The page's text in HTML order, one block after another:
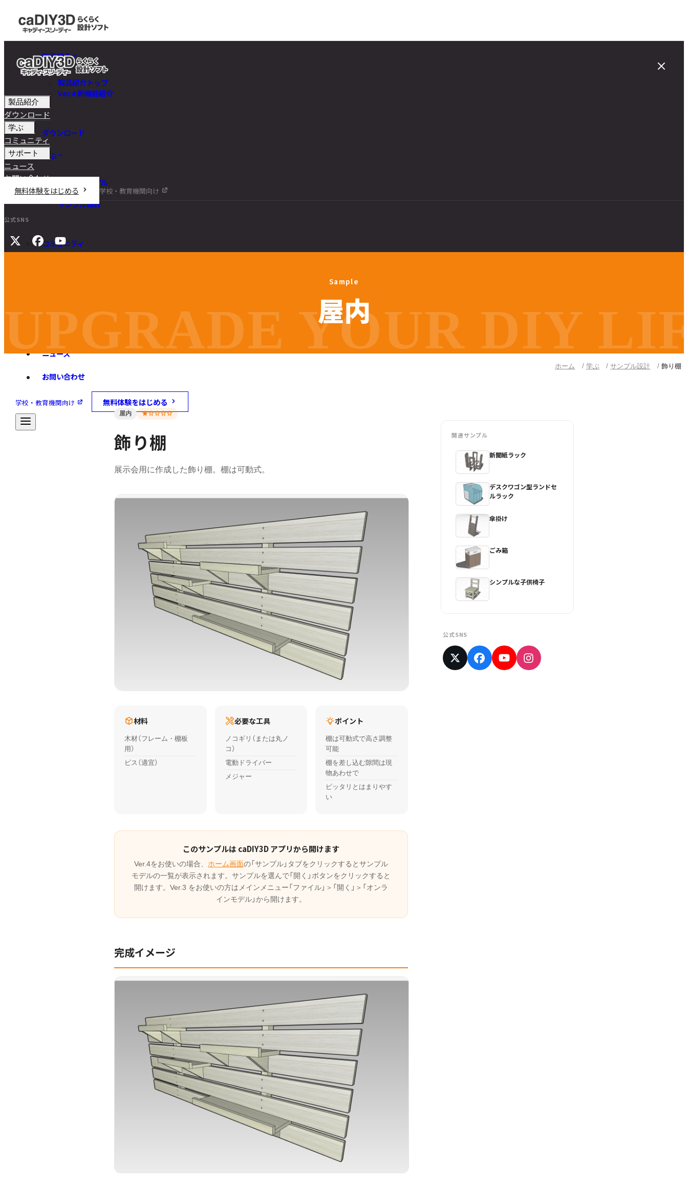
製品紹介
製品紹介トップ
Ver.4 新機能紹介
ダウンロード
学ぶ
チュートリアル
DIY講座
サンプル設計
コミュニティ
旧バージョンダウンロード
ニュース
お問い合わせ
学校・教育機関向け 無料体験をはじめる
製品紹介
ダウンロード
学ぶ
コミュニティ
サポート
ニュース
お問い合わせ
無料体験をはじめる
学校・教育機関向け
公式SNS
Sa mple
屋内
UPGRADE YOUR DIY
ホーム 学ぶ サンプル設計 飾り棚
屋内 ★☆☆☆☆
飾り棚
展示会用に作成した飾り棚。棚は可動式。
材料
木材（フレーム・棚板
用）
ビス（適宜）
必要な工具
ノコギリ（または丸ノ
コ）
電動ドライバー
メジャー
ポイント
棚は可動式で高さ調整
可能
棚を差し込む隙間は現
物あわせで
ピッタリとはまりやす
い
このサンプルは caDIY3D アプリから開けます
Ver.4をお使いの場合、 ホーム画面の「サンプル」タブをクリックするとサンプル
モデルの一覧が表示されます。サンプルを選んで「開く」ボタンをクリックすると
開けます。Ver.3 をお使いの方はメインメニュー「ファイル」＞「開く」＞「オンラ
インモデル」から開けます。
完成イメージ
関連サンプル
新聞紙ラック
デスクワゴン型ランドセ
ルラック
傘掛け
ごみ箱
シンプルな子供椅子
公式SNS